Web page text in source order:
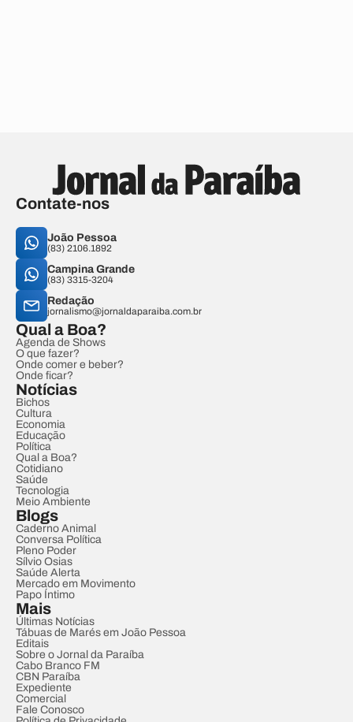
Contate-nos
João Pessoa
(83) 2106.1892
Campina Grande
(83) 3315-3204
Redação
jornalismo@jornaldaparaiba.com.br
Qual a Boa?
Agenda de Shows
O que fazer?
Onde comer e beber?
Onde ficar?
Notícias
Bichos
Cultura
Economia
Educação
Política
Qual a Boa?
Cotidiano
Saúde
Tecnologia
Meio Ambiente
Blogs
Caderno Animal
Conversa Política
Pleno Poder
Sílvio Osias
Saúde Alerta
Mercado em Movimento
Papo Íntimo
Mais
Últimas Notícias
Tábuas de Marés em João Pessoa
Editais
Sobre o Jornal da Paraíba
Cabo Branco FM
CBN Paraíba
Expediente
Comercial
Fale Conosco